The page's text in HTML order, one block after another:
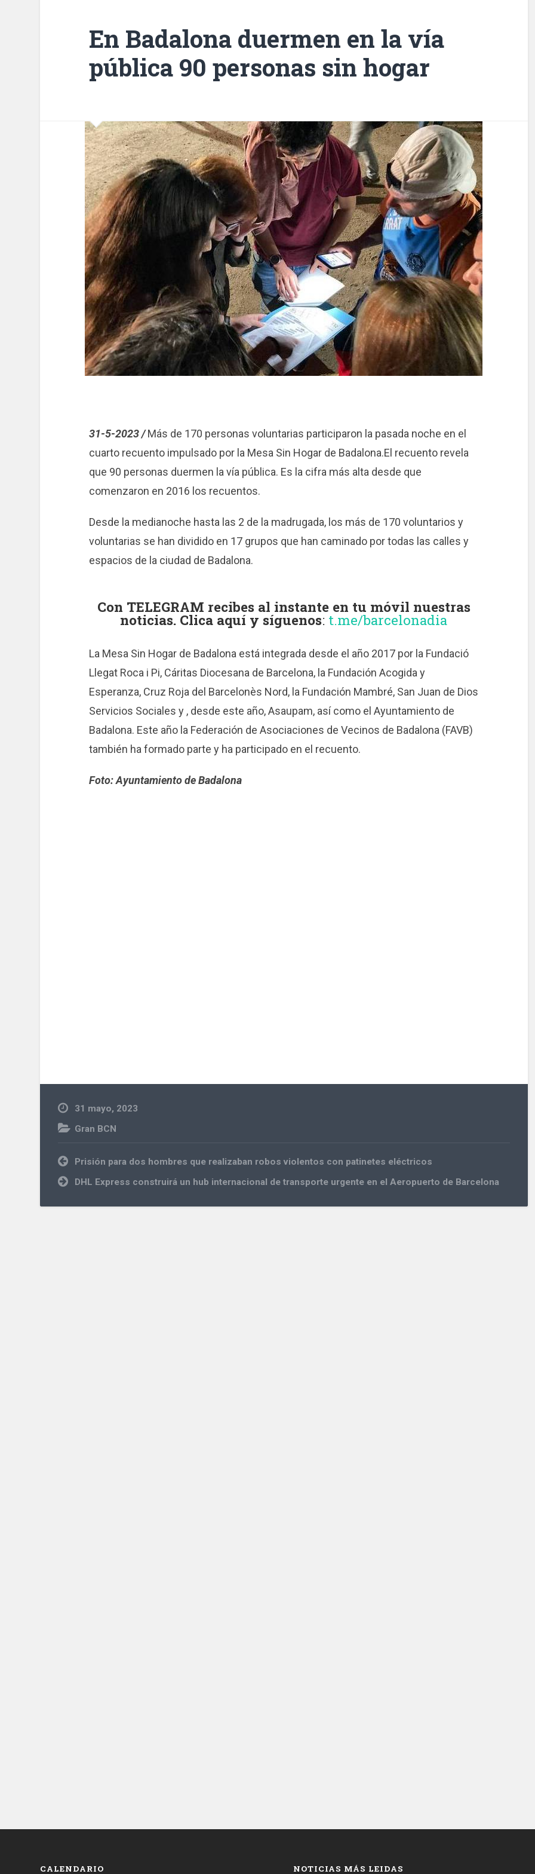
En Badalona duermen en la vía
pública 90 personas sin hogar
31-5-2023 /Más de 170 personas voluntarias participaron la pasada noche en el
cuarto recuento impulsado por la Mesa Sin Hogar de Badalona.El recuento revela
que 90 personas duermen la vía pública. Es la cifra más alta desde que
comenzaron en 2016 los recuentos.
Desde la medianoche hasta las 2 de la madrugada, los más de 170 voluntarios y
voluntarias se han dividido en 17 grupos que han caminado por todas las calles y
espacios de la ciudad de Badalona.
Con TELEGRAM recibes al instante en tu móvil nuestras
noticias. Clica aquí y síguenos: t.me/barcelonadia
La Mesa Sin Hogar de Badalona está integrada desde el año 2017 por la Fundació
Llegat Roca i Pi, Cáritas Diocesana de Barcelona, la Fundación Acogida y
Esperanza, Cruz Roja del Barcelonès Nord, la Fundación Mambré, San Juan de Dios
Servicios Sociales y , desde este año, Asaupam, así como el Ayuntamiento de
Badalona. Este año la Federación de Asociaciones de Vecinos de Badalona (FAVB)
también ha formado parte y ha participado en el recuento.
Foto: Ayuntamiento de Badalona
31 mayo, 2023
Gran BCN
Navegación
de
entradas
Prisión para dos hombres que realizaban robos violentos con patinetes eléctricos
DHL Express construirá un hub internacional de transporte urgente en el Aeropuerto de Barcelona
CALENDARIO NOTICIAS MÁS LEIDAS